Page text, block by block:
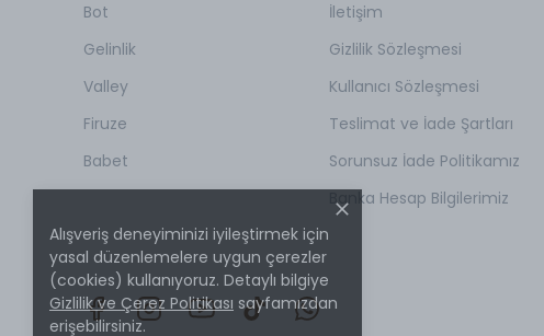
Alışveriş deneyiminizi iyileştirmek için
yasal düzenlemelere uygun çerezler
(cookies) kullanıyoruz. Detaylı bilgiye
Gizlilik ve Çerez Politikası sayfamızdan
erişebilirsiniz.
Bot
Gelinlik
Valley
Firuze
Babet
İletişim
Gizlilik Sözleşmesi
Kullanıcı Sözleşmesi
Teslimat ve İade Şartları
Sorunsuz İade Politikamız
Banka Hesap Bilgilerimiz